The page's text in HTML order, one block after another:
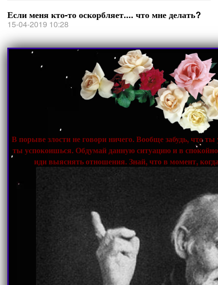
Если меня кто-то оскорбляет.... что мне делать?
15-04-2019 10:28
В порыве злости не говори ничего. Вообще забудь, что
ты успокоишься. Обдумай данную ситуацию и в
иди выяснять отношения. Знай, что в момент,